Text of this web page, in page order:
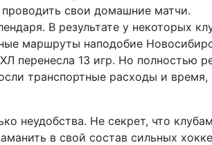
свои домашние матчи.
В результате у некоторых
маршруты наподобие
перенесла 13 игр. Но полностью
транспортные расходы и время,
неудобства. Не секрет, что
в свой состав сильных